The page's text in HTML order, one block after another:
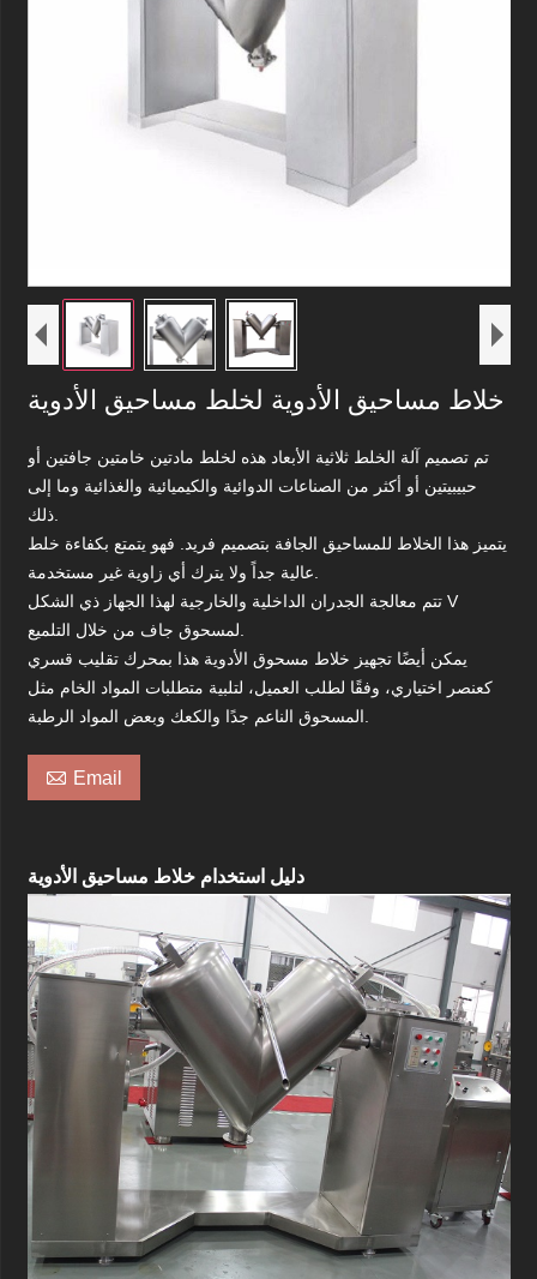
خلاط مساحيق الأدوية لخلط مساحيق الأدوية
تم تصميم آلة الخلط ثلاثية الأبعاد هذه لخلط مادتين خامتين جافتين أو
حبيبيتين أو أكثر من الصناعات الدوائية والكيميائية والغذائية وما إلى
يتميز هذا الخلاط للمساحيق الجافة بتصميم فريد. فهو يتمتع بكفاءة خلط
تتم معالجة الجدران الداخلية والخارجية لهذا الجهاز ذي الشكل V
يمكن أيضًا تجهيز خلاط مسحوق الأدوية هذا بمحرك تقليب قسري
كعنصر اختياري، وفقًا لطلب العميل، لتلبية متطلبات المواد الخام مثل
 Email
دليل استخدام خلاط مساحيق الأدوية